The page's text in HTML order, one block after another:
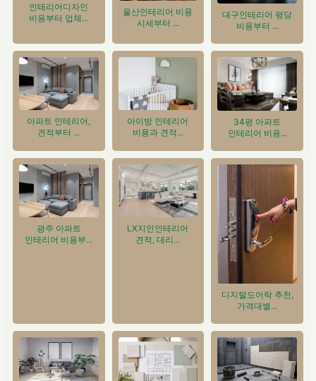
인테리어디자인
비용부터 업체...
울산인테리어 비용
시세부터 ...
대구인테리어 평당
비용부터 ...
아파트 인테리어,
견적부터 ...
아이방 인테리어
비용과 견적...
34평 아파트
인테리어 비용...
광주 아파트
인테리어 비용부...
LX지인인테리어
견적, 대리...
디지털도어락 추천,
가격대별...